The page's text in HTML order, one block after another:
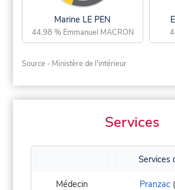
Marine LE PEN
44,98 % Emmanuel MACRON
Source - Ministère de l'intérieur
Services
Services
Médecin Pranzac